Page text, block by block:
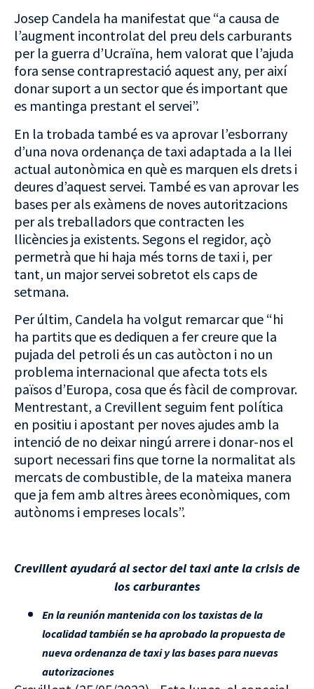
Josep Candela ha manifestat que “a causa de
l’augment incontrolat del preu dels carburants
per la guerra d’Ucraïna, hem valorat que l’ajuda
fora sense contraprestació aquest any, per així
donar suport a un sector que és important que
es mantinga prestant el servei”.
En la trobada també es va aprovar l’esborrany
d’una nova ordenança de taxi adaptada a la llei
actual autonòmica en què es marquen els drets i
deures d’aquest servei. També es van aprovar les
bases per als exàmens de noves autoritzacions
per als treballadors que contracten les
llicències ja existents. Segons el regidor, açò
permetrà que hi haja més torns de taxi i, per
tant, un major servei sobretot els caps de
setmana.
Per últim, Candela ha volgut remarcar que “hi
ha partits que es dediquen a fer creure que la
pujada del petroli és un cas autòcton i no un
problema internacional que afecta tots els
països d’Europa, cosa que és fàcil de comprovar.
Mentrestant, a Crevillent seguim fent política
en positiu i apostant per noves ajudes amb la
intenció de no deixar ningú arrere i donar-nos el
suport necessari fins que torne la normalitat als
mercats de combustible, de la mateixa manera
que ja fem amb altres àrees econòmiques, com
autònoms i empreses locals”.
Crevillent ayudará al sector del taxi ante la crisis de
los carburantes
En la reunión mantenida con los taxistas de la
localidad también se ha aprobado la propuesta de
nueva ordenanza de taxi y las bases para nuevas
autorizaciones